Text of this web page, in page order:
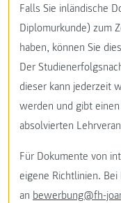
Falls Sie inländische
Diplomurkunde) zum
haben, können Sie
Der
dieser kann jederzeit
werden und gibt
absolvierten
Für Dokumente von
eigene Richtlinien.
an bewerbung@fh-